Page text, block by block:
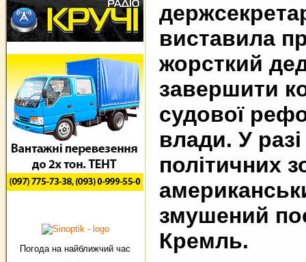
Погода на найближчий час
виставила
жорсткий
завершити
судової
влади. У
політичних
змушений
Кремль.